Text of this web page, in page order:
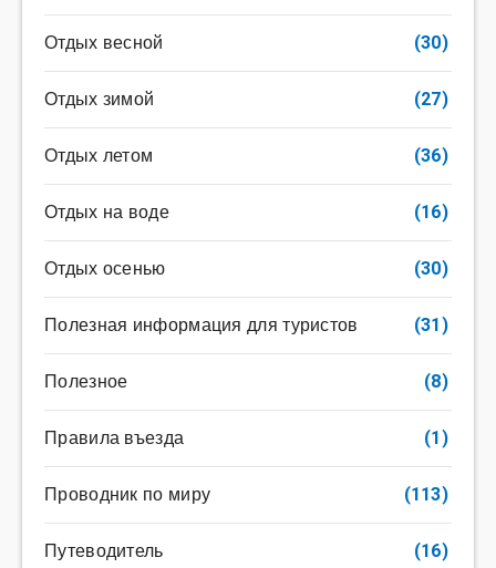
Отдых весной (30)
Отдых зимой (27)
Отдых летом (36)
Отдых на воде (16)
Отдых осенью (30)
Полезная информация для туристов (31)
Полезное (8)
Правила въезда (1)
Проводник по миру (113)
Путеводитель (16)